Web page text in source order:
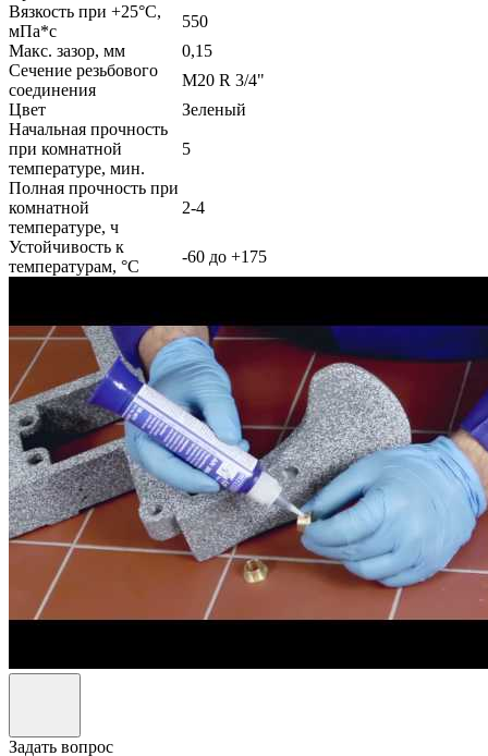
Вязкость при +25°С,
мПа*с
550
Макс. зазор, мм
0,15
Сечение резьбового
соединения
М20 R 3/4"
Цвет
Зеленый
Начальная прочность
при комнатной
температуре, мин.
5
Полная прочность при
комнатной
температуре, ч
2-4
Устойчивость к
температурам, °С
-60 до +175
Задать вопрос